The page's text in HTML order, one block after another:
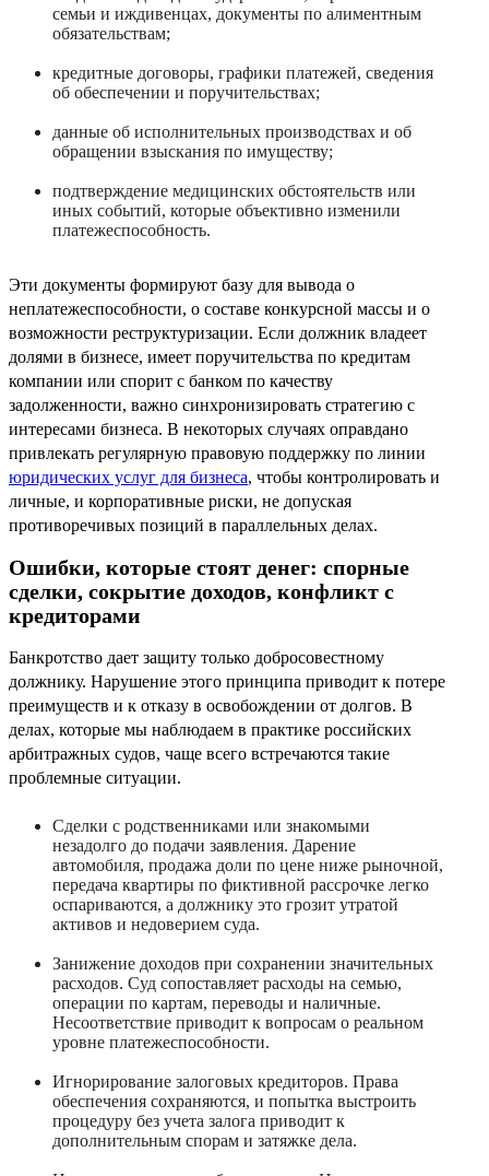
семьи и иждивенцах, документы по алиментным
обязательствам;
кредитные договоры, графики платежей, сведения
об обеспечении и поручительствах;
данные об исполнительных производствах и об
обращении взыскания по имуществу;
подтверждение медицинских обстоятельств или
иных событий, которые объективно изменили
платежеспособность.
Эти документы формируют базу для вывода о
неплатежеспособности, о составе конкурсной массы и о
возможности реструктуризации. Если должник владеет
долями в бизнесе, имеет поручительства по кредитам
компании или спорит с банком по качеству
задолженности, важно синхронизировать стратегию с
интересами бизнеса. В некоторых случаях оправдано
привлекать регулярную правовую поддержку по линии
юридических услуг для бизнеса, чтобы контролировать и
личные, и корпоративные риски, не допуская
противоречивых позиций в параллельных делах.
Ошибки, которые стоят денег: спорные
сделки, сокрытие доходов, конфликт с
кредиторами
Банкротство дает защиту только добросовестному
должнику. Нарушение этого принципа приводит к потере
преимуществ и к отказу в освобождении от долгов. В
делах, которые мы наблюдаем в практике российских
арбитражных судов, чаще всего встречаются такие
проблемные ситуации.
Сделки с родственниками или знакомыми
незадолго до подачи заявления. Дарение
автомобиля, продажа доли по цене ниже рыночной,
передача квартиры по фиктивной рассрочке легко
оспариваются, а должнику это грозит утратой
активов и недоверием суда.
Занижение доходов при сохранении значительных
расходов. Суд сопоставляет расходы на семью,
операции по картам, переводы и наличные.
Несоответствие приводит к вопросам о реальном
уровне платежеспособности.
Игнорирование залоговых кредиторов. Права
обеспечения сохраняются, и попытка выстроить
процедуру без учета залога приводит к
дополнительным спорам и затяжке дела.